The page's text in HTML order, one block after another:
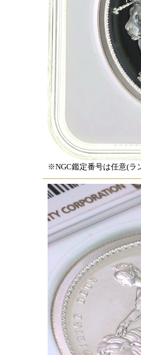
※NGC鑑定番号は任意(ラ